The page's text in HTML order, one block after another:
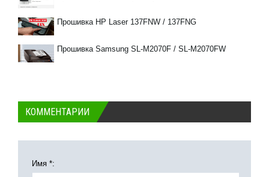
Прошивка HP Laser 137FNW / 137FNG
Прошивка Samsung SL-M2070F / SL-M2070FW
КОММЕНТАРИИ
Имя *: